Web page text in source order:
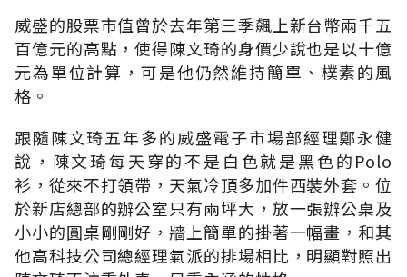
威盛的股票市值曾於去年第三季飆上新台幣兩千五
百億元的高點，使得陳文琦的身價少說也是以十億
元為單位計算，可是他仍然維持簡單、樸素的風
格。
跟隨陳文琦五年多的威盛電子市場部經理鄭永健
說，陳文琦每天穿的不是白色就是黑色的Polo
衫，從來不打領帶，天氣冷頂多加件西裝外套。位
於新店總部的辦公室只有兩坪大，放一張辦公桌及
小小的圓桌剛剛好，牆上簡單的掛著一幅畫，和其
他高科技公司總經理氣派的排場相比，明顯對照出